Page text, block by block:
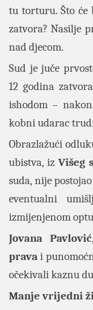
tu torturu. Što
zatvora? Nasilje
nad djecom.
Sud je juče
12 godina
ishodom –
kobni udarac
Obrazlažući
ubistva, iz Višeg
suda, nije
eventualni
izmijenjenom
Jovana Pavlović
pravai
očekivali kaznu
Manje vrijedni